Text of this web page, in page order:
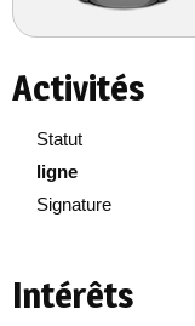
Activités
Statut
ligne
Signature
Intérêts